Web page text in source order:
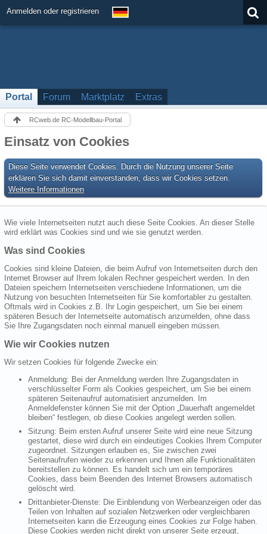
Anmelden oder registrieren
Portal Forum Marktplatz Extras
RCweb.de RC-Modellbau-Portal
Einsatz von Cookies
Diese Seite verwendet Cookies. Durch die Nutzung unserer Seite
erklären Sie sich damit einverstanden, dass wir Cookies setzen.
Weitere Informationen
Wie viele Internetseiten nutzt auch diese Seite Cookies. An dieser Stelle
wird erklärt was Cookies sind und wie sie genutzt werden.
Was sind Cookies
Cookies sind kleine Dateien, die beim Aufruf von Internetseiten durch den
Internet Browser auf Ihrem lokalen Rechner gespeichert werden. In den
Dateien speichern Internetseiten verschiedene Informationen, um die
Nutzung von besuchten Internetseiten für Sie komfortabler zu gestalten.
Oftmals wird in Cookies z.B. Ihr Login gespeichert, um Sie bei einem
späteren Besuch der Internetseite automatisch anzumelden, ohne dass
Sie Ihre Zugangsdaten noch einmal manuell eingeben müssen.
Wie wir Cookies nutzen
Wir setzen Cookies für folgende Zwecke ein:
Anmeldung: Bei der Anmeldung werden Ihre Zugangsdaten in
verschlüsselter Form als Cookies gespeichert, um Sie bei einem
späteren Seitenaufruf automatisiert anzumelden. Im
Anmeldefenster können Sie mit der Option „Dauerhaft angemeldet
bleiben“ festlegen, ob diese Cookies angelegt werden sollen.
Sitzung: Beim ersten Aufruf unserer Seite wird eine neue Sitzung
gestartet, diese wird durch ein eindeutiges Cookies Ihrem Computer
zugeordnet. Sitzungen erlauben es, Sie zwischen zwei
Seitenaufrufen wieder zu erkennen und Ihnen alle Funktionalitäten
bereitstellen zu können. Es handelt sich um ein temporäres
Cookies, dass beim Beenden des Internet Browsers automatisch
gelöscht wird.
Drittanbieter-Dienste: Die Einblendung von Werbeanzeigen oder das
Teilen von Inhalten auf sozialen Netzwerken oder vergleichbaren
Internetseiten kann die Erzeugung eines Cookies zur Folge haben.
Diese Cookies werden nicht direkt von unserer Seite erzeugt,